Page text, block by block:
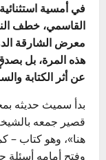
في أمسية
القاسمي، خطف
هذه المرة، بل
عن أثر الكتابة
بدأ سميث حديثه
قصير جمعه بالشيخة
هنا»، وهو كتاب –
وفتح أمامه أسئلة